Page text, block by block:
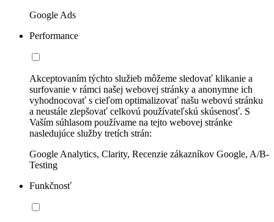
Google Ads
Performance
Akceptovaním týchto služieb môžeme sledovať klikanie a
surfovanie v rámci našej webovej stránky a anonymne ich
vyhodnocovať s cieľom optimalizovať našu webovú stránku
a neustále zlepšovať celkovú používateľskú skúsenosť. S
Vaším súhlasom používame na tejto webovej stránke
nasledujúce služby tretích strán:
Google Analytics, Clarity, Recenzie zákazníkov Google, A/B-
Testing
Funkčnosť